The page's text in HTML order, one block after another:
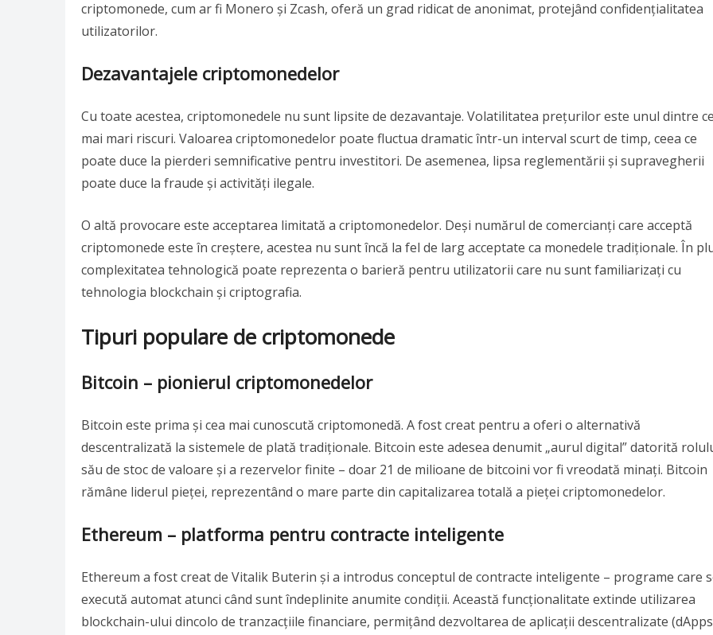
criptomonede, cum ar fi Monero și Zcash, oferă un grad ridicat de anonimat, protejând confidențialitatea
utilizatorilor.
Dezavantajele criptomonedelor
Cu toate acestea, criptomonedele nu sunt lipsite de dezavantaje. Volatilitatea prețurilor este unul dintre
mai mari riscuri. Valoarea criptomonedelor poate fluctua dramatic într-un interval scurt de timp, ceea ce
poate duce la pierderi semnificative pentru investitori. De asemenea, lipsa reglementării și supravegherii
poate duce la fraude și activități ilegale.
O altă provocare este acceptarea limitată a criptomonedelor. Deși numărul de comercianți care acceptă
criptomonede este în creștere, acestea nu sunt încă la fel de larg acceptate ca monedele tradiționale. În
complexitatea tehnologică poate reprezenta o barieră pentru utilizatorii care nu sunt familiarizați cu
tehnologia blockchain și criptografia.
Tipuri populare de criptomonede
Bitcoin – pionierul criptomonedelor
Bitcoin este prima și cea mai cunoscută criptomonedă. A fost creat pentru a oferi o alternativă
descentralizată la sistemele de plată tradiționale. Bitcoin este adesea denumit „aurul digital” datorită
său de stoc de valoare și a rezervelor finite – doar 21 de milioane de bitcoini vor fi vreodată minați. Bitcoin
rămâne liderul pieței, reprezentând o mare parte din capitalizarea totală a pieței criptomonedelor.
Ethereum – platforma pentru contracte inteligente
Ethereum a fost creat de Vitalik Buterin și a introdus conceptul de contracte inteligente – programe care
execută automat atunci când sunt îndeplinite anumite condiții. Această funcționalitate extinde utilizarea
blockchain-ului dincolo de tranzacțiile financiare, permițând dezvoltarea de aplicații descentralizate